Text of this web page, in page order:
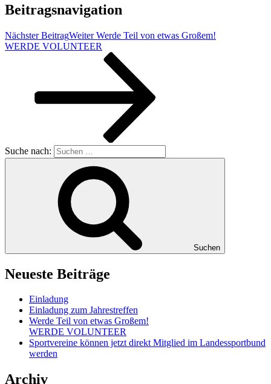
Beitragsnavigation
Nächster BeitragWeiter Werde Teil von etwas Großem!
WERDE VOLUNTEER
Suche nach:
Suchen
Neueste Beiträge
Einladung
Einladung zum Jahrestreffen
Werde Teil von etwas Großem!
WERDE VOLUNTEER
Sportvereine können jetzt direkt Mitglied im Landessportbund
werden
Archiv